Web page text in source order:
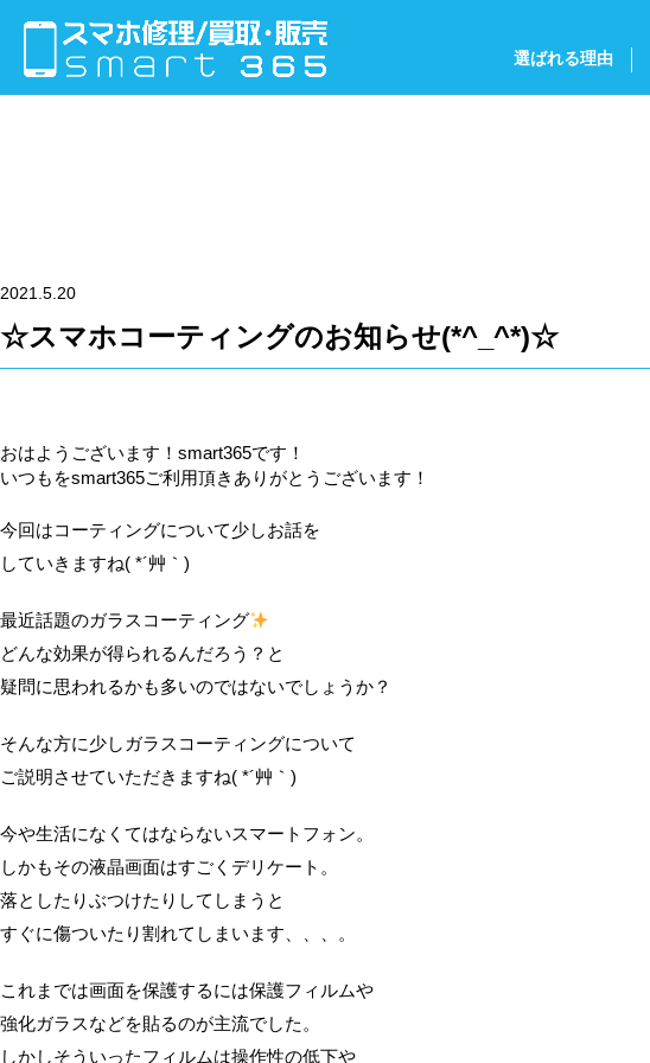
選ばれる理由
2021.5.20
☆スマホコーティングのお知らせ(*^_^*)☆
おはようございます！smart365です！
いつもをsmart365ご利用頂きありがとうございます！
今回はコーティングについて少しお話を
していきますね( *´艸｀)
最近話題のガラスコーティング
どんな効果が得られるんだろう？と
疑問に思われるかも多いのではないでしょうか？
そんな方に少しガラスコーティングについて
ご説明させていただきますね( *´艸｀)
今や生活になくてはならないスマートフォン。
しかもその液晶画面はすごくデリケート。
落としたりぶつけたりしてしまうと
すぐに傷ついたり割れてしまいます、、、。
これまでは画面を保護するには保護フィルムや
強化ガラスなどを貼るのが主流でした。
しかしそういったフィルムは操作性の低下や